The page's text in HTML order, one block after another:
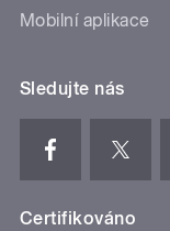
Mobilní aplikace
Sledujte nás
Certifikováno